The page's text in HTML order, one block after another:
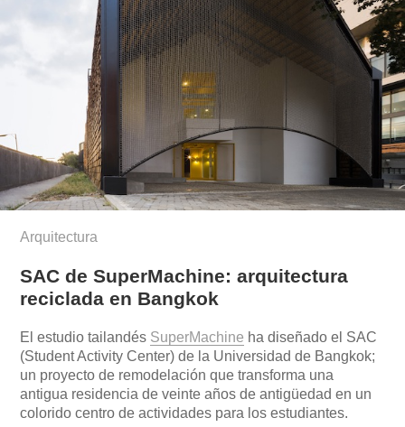
Arquitectura
SAC de SuperMachine: arquitectura
reciclada en Bangkok
El estudio tailandés SuperMachine ha diseñado el SAC
(Student Activity Center) de la Universidad de Bangkok;
un proyecto de remodelación que transforma una
antigua residencia de veinte años de antigüedad en un
colorido centro de actividades para los estudiantes.